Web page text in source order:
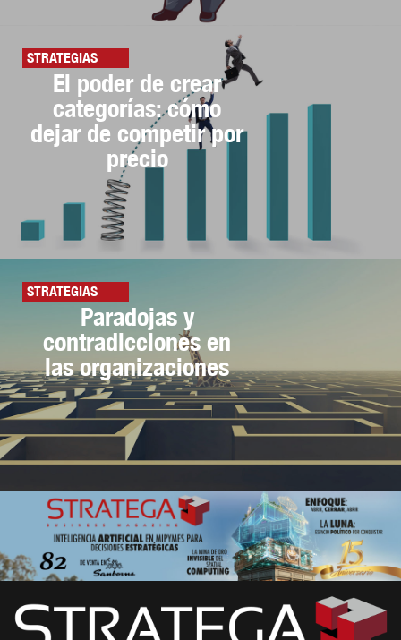
STRATEGIAS
El poder de crear
categorías: cómo
dejar de competir por
precio
STRATEGIAS
Paradojas y
contradicciones en
las organizaciones